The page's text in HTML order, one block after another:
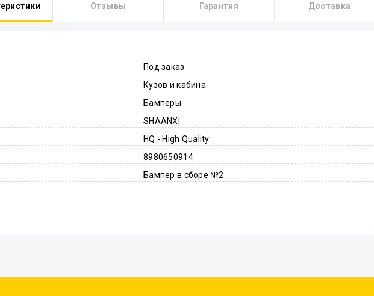
Отзывы Гарантия Доставка
Под заказ
Кузов и кабина
Бамперы
SHAANXI
HQ - High Quality
8980650914
Бампер в сборе №2